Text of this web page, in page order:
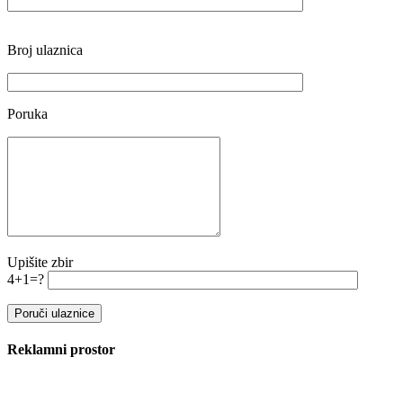
Broj ulaznica
Poruka
Upišite zbir
4+1=?
Reklamni prostor